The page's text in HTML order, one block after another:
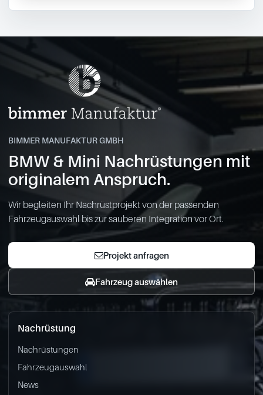
BIMMER MANUFAKTUR GMBH
BMW & Mini Nachrüstungen mit
originalem Anspruch.
Wir begleiten Ihr Nachrüstprojekt von der passenden
Fahrzeugauswahl bis zur sauberen Integration vor Ort.
Projekt anfragen
Fahrzeug auswählen
Nachrüstung
Nachrüstungen
Fahrzeugauswahl
News